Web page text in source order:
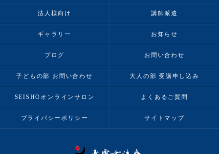
法人様向け 講師派遣
ギャラリー お知らせ
ブログ お問い合わせ
子どもの部 お問い合わせ 大人の部 受講申し込み
SEISHOオンラインサロン よくあるご質問
プライバシーポリシー サイトマップ